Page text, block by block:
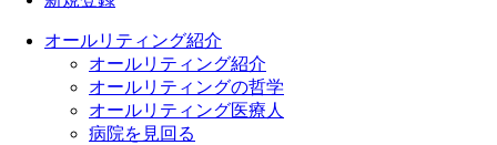
オールリティング紹介
オールリティング紹介
オールリティングの哲学
オールリティング医療人
病院を見回る